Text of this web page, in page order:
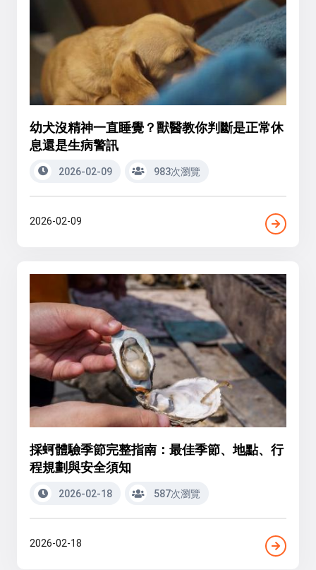
幼犬沒精神一直睡覺？獸醫教你判斷是正常休
息還是生病警訊
2026-02-09 983次瀏覽
2026-02-09
採蚵體驗季節完整指南：最佳季節、地點、行
程規劃與安全須知
2026-02-18 587次瀏覽
2026-02-18